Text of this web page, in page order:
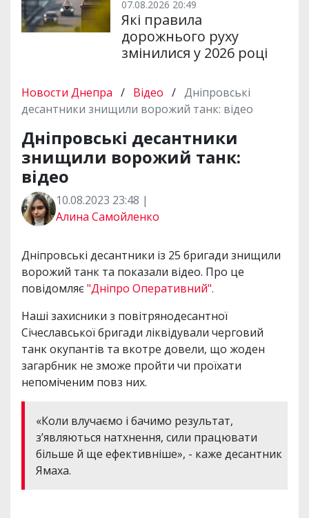
07.08.2026 20:49
Які правила
дорожнього руху
змінилися у 2026 році
Новости Днепра / Відео / Дніпровські
десантники знищили ворожий танк: відео
Дніпровські десантники
знищили ворожий танк:
відео
10.08.2023 23:48 |
Алина Самойленко
Дніпровські десантники із 25 бригади знищили
ворожий танк та показали відео. Про це
повідомляє"Дніпро Оперативний".
Наші захисники з повітрянодесантної
Січеславської бригади ліквідували черговий
танк окупантів та вкотре довели, що жоден
загарбник не зможе пройти чи проїхати
непоміченим повз них.
«Коли влучаємо і бачимо результат,
зʼявляються натхнення, сили працювати
більше й ще ефективніше», - каже десантник
Ямаха.